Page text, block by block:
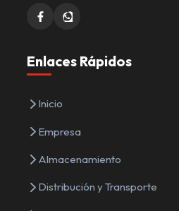
Enlaces Rápidos
Inicio
Empresa
Almacenamiento
Distribución y Transporte